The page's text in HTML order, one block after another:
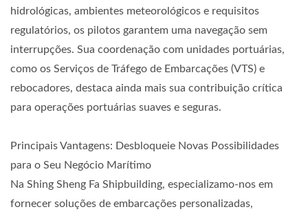
hidrológicas, ambientes meteorológicos e requisitos
regulatórios, os pilotos garantem uma navegação sem
interrupções. Sua coordenação com unidades portuárias,
como os Serviços de Tráfego de Embarcações (VTS) e
rebocadores, destaca ainda mais sua contribuição crítica
para operações portuárias suaves e seguras.
Principais Vantagens: Desbloqueie Novas Possibilidades
para o Seu Negócio Marítimo
Na Shing Sheng Fa Shipbuilding, especializamo-nos em
fornecer soluções de embarcações personalizadas,